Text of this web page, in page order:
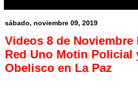
sábado, noviembre 09, 2019
Videos 8 de Noviembre
Red Uno Motin Policial
Obelisco en La Paz